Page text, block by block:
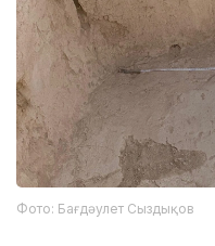
Фото: Бағдәулет Сыздықов